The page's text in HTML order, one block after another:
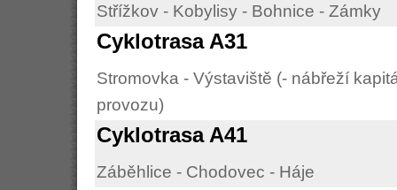
Střížkov - Kobylisy - Bohnice - Zámky
Cyklotrasa A31
Stromovka - Výstaviště (- nábřeží
provozu)
Cyklotrasa A41
Záběhlice - Chodovec - Háje